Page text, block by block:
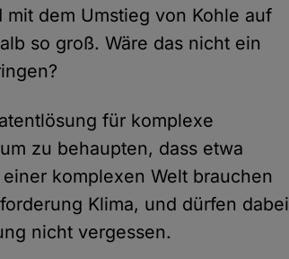
dem Umstieg von Kohle auf
so groß. Wäre das nicht ein
für komplexe
zu behaupten, dass etwa
komplexen Welt brauchen
Klima, und dürfen dabei
nicht vergessen.